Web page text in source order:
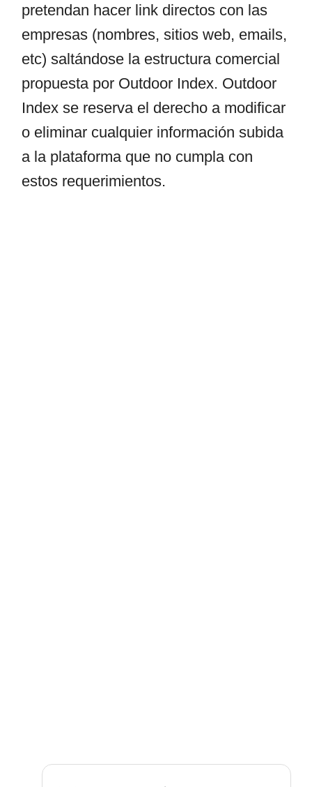
pretendan hacer link directos con las
empresas (nombres, sitios web, emails,
etc) saltándose la estructura comercial
propuesta por Outdoor Index. Outdoor
Index se reserva el derecho a modificar
o eliminar cualquier información subida
a la plataforma que no cumpla con
estos requerimientos.